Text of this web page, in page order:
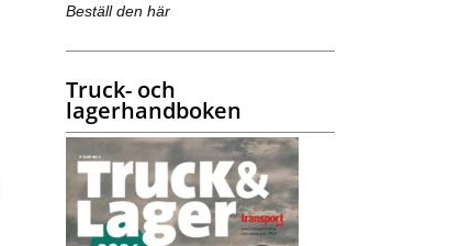
Beställ den här
Truck- och
lagerhandboken